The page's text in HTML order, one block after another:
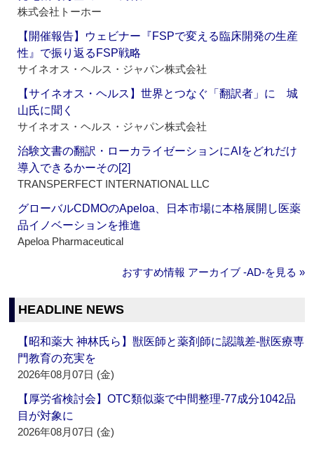
株式会社トーホー
【開催報告】ウェビナー『FSPで変える臨床開発の生産
性』で振り返るFSP戦略
サイネオス・ヘルス・ジャパン株式会社
【サイネオス・ヘルス】世界とつなぐ「翻訳者」に 城
山氏に聞く
サイネオス・ヘルス・ジャパン株式会社
治験文書の翻訳・ローカライゼーションにAIをどれだけ
導入できるかーその[2]
TRANSPERFECT INTERNATIONAL LLC
グローバルCDMOのApeloa、日本市場に本格展開し医薬
品イノベーションを推進
Apeloa Pharmaceutical
おすすめ情報 アーカイブ ‐AD‐を見る »
HEADLINE NEWS
【昭和薬大 神林氏ら】獣医師と薬剤師に認識差‐獣医療専
門教育の充実を
2026年08月07日 (金)
【厚労省検討会】OTC類似薬で中間整理‐77成分1042品
目が対象に
2026年08月07日 (金)